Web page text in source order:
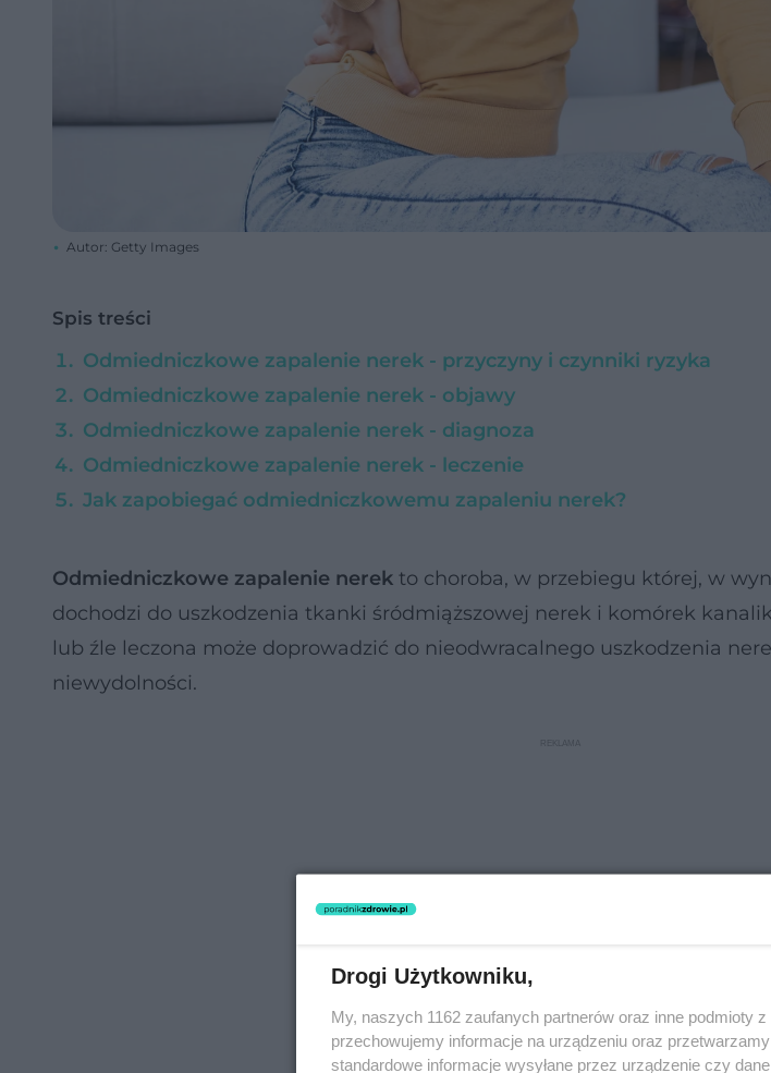
Autor: Getty Images
Spis treści
Odmiedniczkowe zapalenie nerek - przyczyny i czynniki ryzyka
Odmiedniczkowe zapalenie nerek - objawy
Odmiedniczkowe zapalenie nerek - diagnoza
Odmiedniczkowe zapalenie nerek - leczenie
Jak zapobiegać odmiedniczkowemu zapaleniu nerek?
Odmiedniczkowe zapalenie nerek to choroba, w przebiegu której, w
dochodzi do uszkodzenia tkanki śródmiąższowej nerek i komórek
lub źle leczona może doprowadzić do nieodwracalnego uszkodzenia
niewydolności.
Drogi Użytkowniku,
My, naszych 1162 zaufanych partnerów oraz inne podmioty
przechowujemy informacje na urządzeniu oraz
standardowe informacje wysyłane przez urządzenie czy